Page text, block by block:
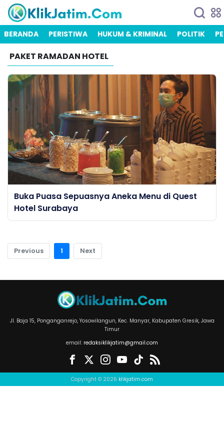
BERANDA PERISTIWA HUKUM & KRIMINAL POLITIK
PAKET RAMADAN HOTEL
Buka Puasa Sepuasnya Aneka Menu di Quest
Hotel Surabaya
Previous 1 Next
Jl. Baja 15, Ponganganrejo, Yosowilangun, Kec. Manyar, Kabupaten Gresik, Jawa
Timur
email: redaksiklikjatim@gmail.com
Copyright © 2026 klikjatim.com